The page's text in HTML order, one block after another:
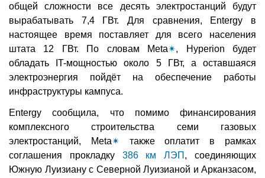
общей сложности все десять электростанций будут
вырабатывать 7,4 ГВт. Для сравнения, Entergy в
настоящее время поставляет для всего населения
штата 12 ГВт. По словам Meta✴, Hyperion будет
обладать IT-мощностью около 5 ГВт, а оставшаяся
электроэнергия пойдёт на обеспечение работы
инфраструктуры кампуса.
Entergy сообщила, что помимо финансирования
комплексного строительства семи газовых
электростанций, Meta✴ также оплатит в рамках
соглашения прокладку 386 км ЛЭП , соединяющих
Южную Луизиану с Северной Луизианой и Арканзасом,